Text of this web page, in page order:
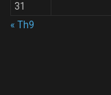
31
« Th9